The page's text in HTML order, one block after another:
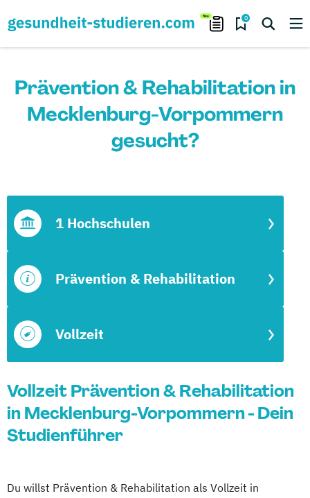
0
Prävention & Rehabilitation in
Mecklenburg-Vorpommern
gesucht?
Vollzeit
Prävention & Rehabilitation
1 Hochschulen
Vollzeit Prävention & Rehabilitation
in Mecklenburg-Vorpommern - Dein
Studienführer
Du willst Prävention & Rehabilitation als Vollzeit in